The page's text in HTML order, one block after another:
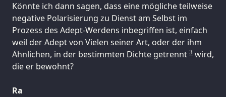
Könnte ich dann sagen, dass eine mögliche teilweise
negative Polarisierung zu Dienst am Selbst im
Prozess des Adept-Werdens inbegriffen ist, einfach
weil der Adept von Vielen seiner Art, oder der ihm
Ähnlichen, in der bestimmten Dichte getrennt 3 wird,
die er bewohnt?
Ra